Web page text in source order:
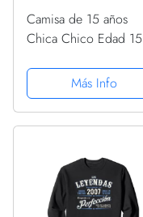
Camisa de 15 años
Chica Chico Edad 15
Sudadera con Capucha
Más Info